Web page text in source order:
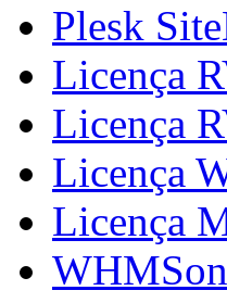
Plesk
Licença
Licença
Licença
Licença